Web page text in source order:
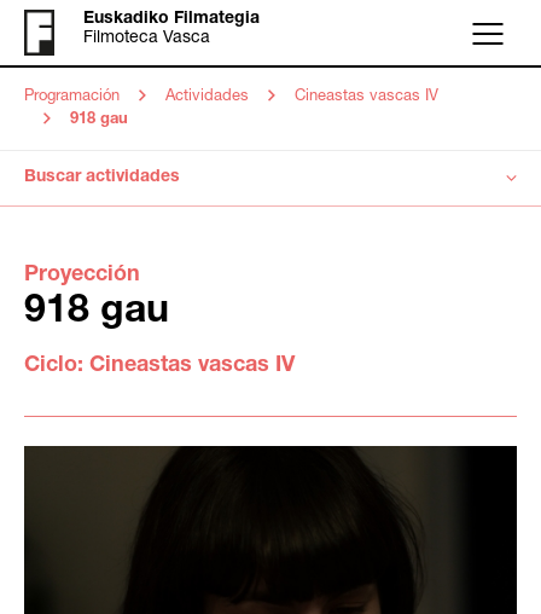
Euskadiko Filmategia
Filmoteca Vasca
Menú
Programación Actividades
Cineastas vascas IV
918 gau
Buscar actividades
Proyección
918 gau
Ciclo: Cineastas vascas IV